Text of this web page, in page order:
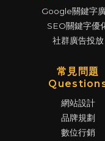
Google關鍵字
SEO關鍵字優
社群廣告投放
常見問題
網站設計
品牌規劃
數位行銷